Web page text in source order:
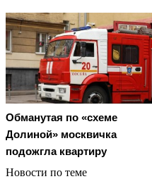
Обманутая по «схеме
Долиной» москвичка
подожгла квартиру
Новости по теме